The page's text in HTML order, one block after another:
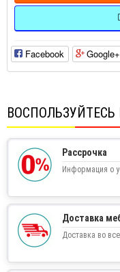
Facebook Google+
Рассрочка
Информация о
Доставка
Доставка во